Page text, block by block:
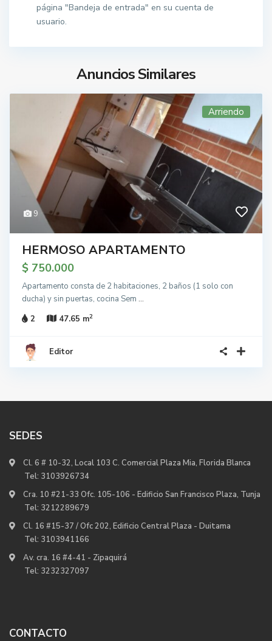
página "Bandeja de entrada" en su cuenta de
usuario.
Anuncios Similares
9
Arriendo
HERMOSO APARTAMENTO
$ 750.000
Apartamento consta de 2 habitaciones, 2 baños (1 solo con
ducha) y sin puertas, cocina Sem ...
2
47.65 m2
Editor
SEDES
Cl. 6 # 10-32, Local 103 C. Comercial Plaza Mia, Florida Blanca
Tel: 3103926734
Cra. 10 #21-33 Ofc. 105-106 - Edificio San Francisco Plaza, Tunja
Tel: 3212289679
Cl. 16 #15-37 / Ofc 202, Edificio Central Plaza - Duitama
Tel: 3103941166
Av. cra. 16 #4-41 - Zipaquirá
Tel: 3232327097
CONTACTO